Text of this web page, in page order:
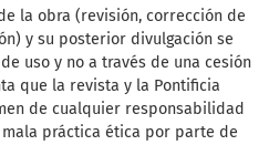
la obra (revisión, corrección de
y su posterior divulgación se
uso y no a través de una cesión
que la revista y la Pontificia
de cualquier responsabilidad
práctica ética por parte de